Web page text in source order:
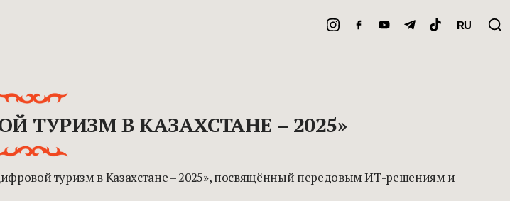
RU
ТУРИЗМ В КАЗАХСТАНЕ – 2025»
туризм в Казахстане – 2025», посвящённый передовым ИТ-решениям и